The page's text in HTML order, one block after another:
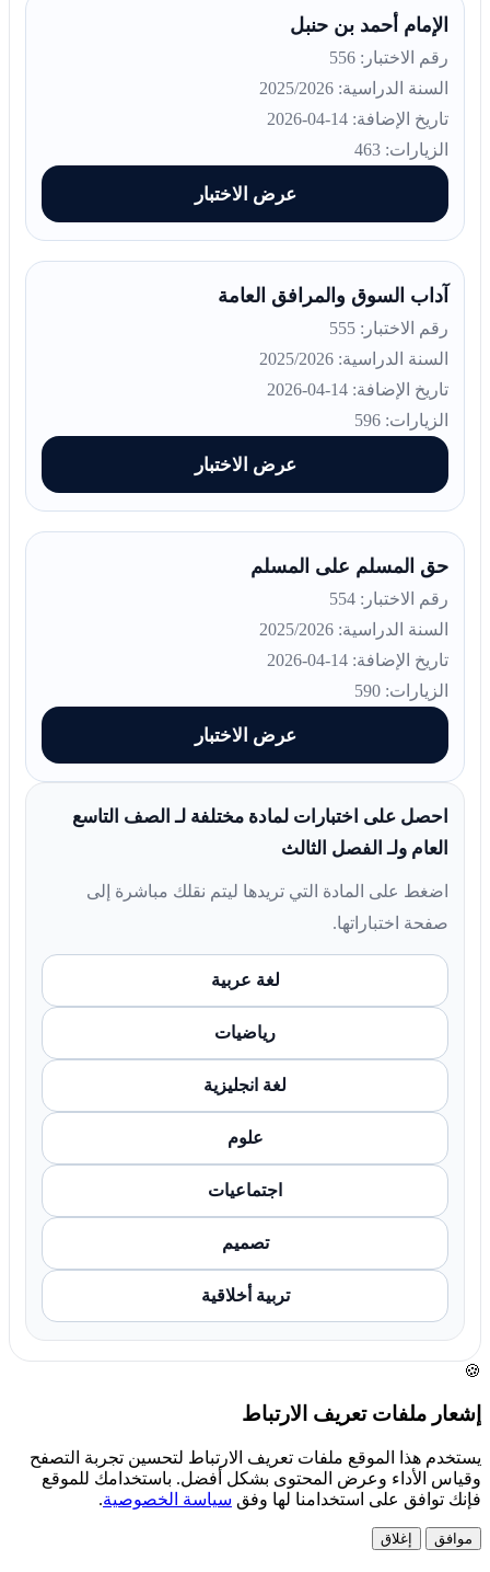
الإمام أحمد بن حنبل
رقم الاختبار: 556
السنة الدراسية: 2025/2026
تاريخ الإضافة: 14-04-2026
الزيارات: 463
عرض الاختبار
آداب السوق والمرافق العامة
رقم الاختبار: 555
السنة الدراسية: 2025/2026
تاريخ الإضافة: 14-04-2026
الزيارات: 596
عرض الاختبار
حق المسلم على المسلم
رقم الاختبار: 554
السنة الدراسية: 2025/2026
تاريخ الإضافة: 14-04-2026
الزيارات: 590
عرض الاختبار
احصل على اختبارات لمادة مختلفة لـ الصف التاسع
العام ولـ الفصل الثالث
اضغط على المادة التي تريدها ليتم نقلك مباشرة إلى
صفحة اختباراتها.
لغة عربية
رياضيات
لغة انجليزية
علوم
اجتماعيات
تصميم
تربية أخلاقية
🍪
إشعار ملفات تعريف الارتباط
يستخدم هذا الموقع ملفات تعريف الارتباط لتحسين تجربة التصفح
وقياس الأداء وعرض المحتوى بشكل أفضل. باستخدامك للموقع
فإنك توافق على استخدامنا لها وفق سياسة الخصوصية.
موافق إغلاق